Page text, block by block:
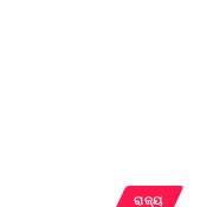
ରାଜ୍ୟ